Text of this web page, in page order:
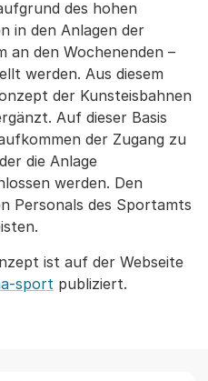
des hohen
in den Anlagen der
an den Wochenenden –
werden. Aus diesem
der Kunsteisbahnen
Auf dieser Basis
der Zugang zu
die Anlage
werden. Den
Personals des Sportamts
ist auf der Webseite
sport publiziert.